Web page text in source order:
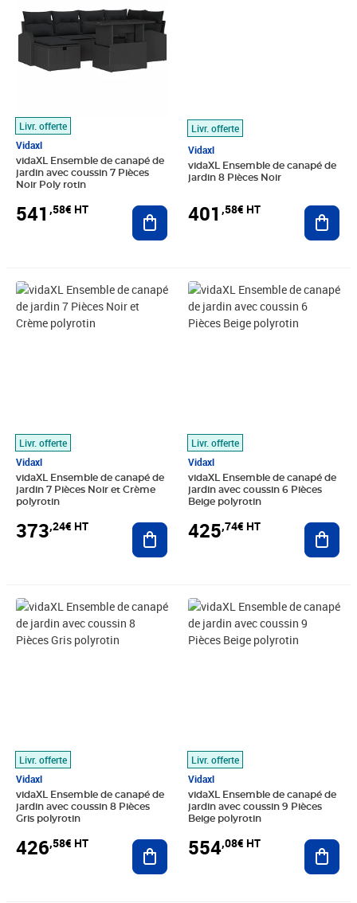
Livr. offerte
Vidaxl
vidaXL Ensemble de canapé de
jardin avec coussin 7 Pièces
Noir Poly rotin
541 ,58€ HT Ajouter au panier
Livr. offerte
Vidaxl
vidaXL Ensemble de canapé de
jardin 8 Pièces Noir
401 ,58€ HT
Livr. offerte
Vidaxl
vidaXL Ensemble de canapé de
jardin 7 Pièces Noir et Crème
polyrotin
373,24€ HT
Prix 373,24€ HT
Ajouter au panier
Livr. offerte
Vidaxl
vidaXL Ensemble de canapé de
jardin avec coussin 6 Pièces
Beige polyrotin
425,74€ HT
Prix 425,74€ HT
Livr. offerte
Vidaxl
vidaXL Ensemble de canapé de
jardin avec coussin 8 Pièces
Gris polyrotin
426,58€ HT
Prix 426,58€ HT
Ajouter au panier
Livr. offerte
Vidaxl
vidaXL Ensemble de canapé de
jardin avec coussin 9 Pièces
Beige polyrotin
554,08€ HT
Prix 554,08€ HT